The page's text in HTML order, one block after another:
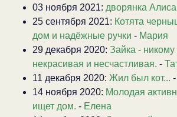
03 ноября 2021: дворянка
25 сентября 2021: Котята
дом и надёжные ручки - Мария
29 декабря 2020: Зайка -
некрасивая и несчастливая. -
11 декабря 2020: Жил был кот... -
14 ноября 2020: Молодая
ищет дом. - Елена